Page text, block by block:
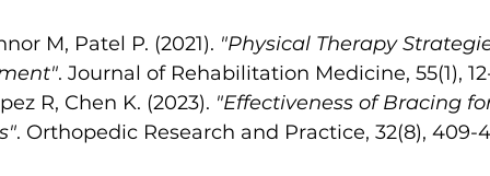
M, Patel P. (2021). "Physical Therapy
. Journal of Rehabilitation Medicine, 55(1),
R, Chen K. (2023). "Effectiveness of Bracing
. Orthopedic Research and Practice, 32(8), 409-